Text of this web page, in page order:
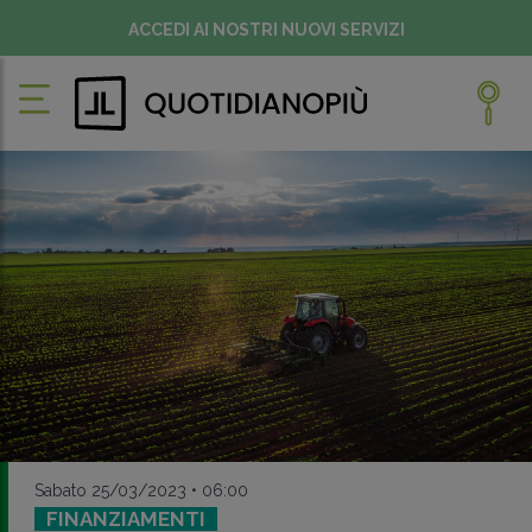
ACCEDI AI NOSTRI NUOVI SERVIZI
Sabato 25/03/2023 • 06:00
FINANZIAMENTI